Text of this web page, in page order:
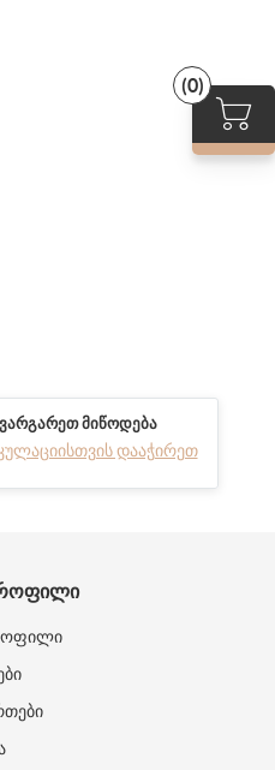
(0)
ᲛᲘᲬᲝᲓᲔᲑᲐ
დააჭირეთ